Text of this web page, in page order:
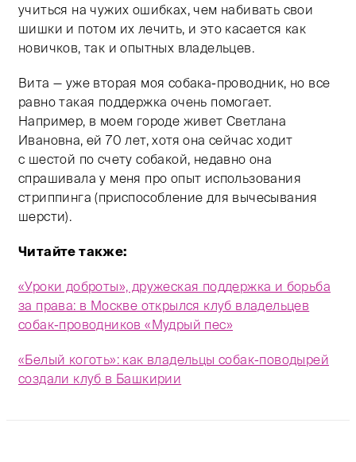
учиться на чужих ошибках, чем набивать свои
шишки и потом их лечить, и это касается как
новичков, так и опытных владельцев.
Вита — уже вторая моя собака-проводник, но все
равно такая поддержка очень помогает.
Например, в моем городе живет Светлана
Ивановна, ей 70 лет, хотя она сейчас ходит
с шестой по счету собакой, недавно она
спрашивала у меня про опыт использования
стриппинга (приспособление для вычесывания
шерсти).
Читайте также:
«Уроки доброты», дружеская поддержка и борьба
за права: в Москве открылся клуб владельцев
собак-проводников «Мудрый пес»
«Белый коготь»: как владельцы собак-поводырей
создали клуб в Башкирии